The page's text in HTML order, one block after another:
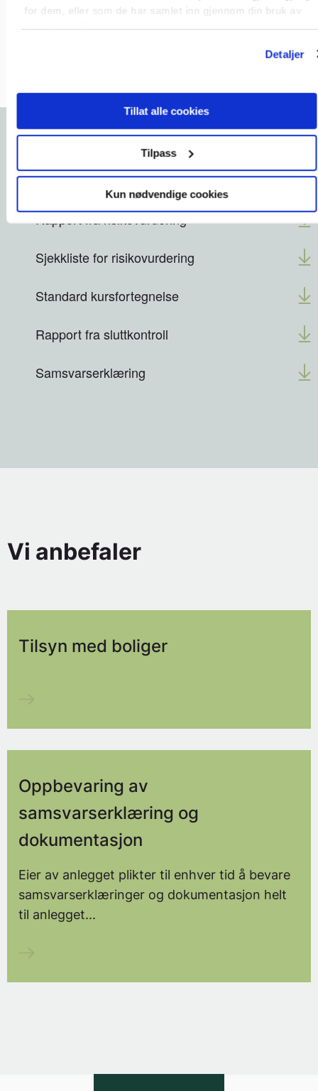
for dem, eller som de har samlet inn gjennom din bruk av
Detaljer
Tillat alle cookies
Tilpass
Kun nødvendige cookies
belysninginkluderer informasjon om
plassering av transformatorer.
Last ned 5 sikre dokumenter
Rapport fra risikovurdering
Sjekkliste for risikovurdering
Standard kursfortegnelse
Rapport fra sluttkontroll
Samsvarserklæring
Vi anbefaler
Tilsyn med boliger
Oppbevaring av
samsvarserklæring og
dokumentasjon
Eier av anlegget plikter til enhver tid å bevare
samsvarserklæringer og dokumentasjon helt
til anlegget...